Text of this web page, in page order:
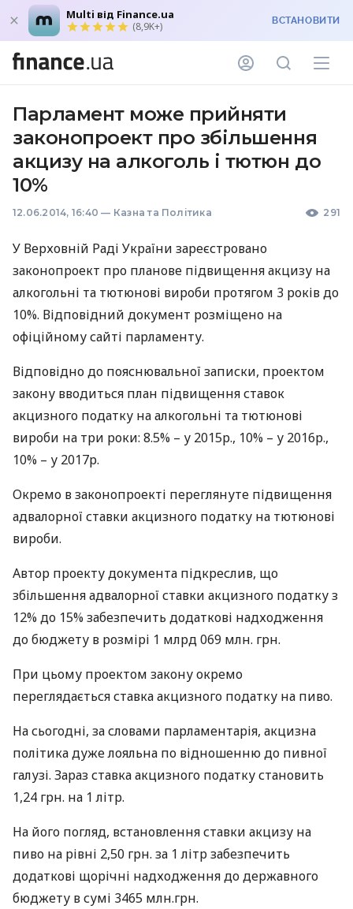
Multi від Finance.ua
(8,9K+) ВСТАНОВИТИ
Парламент може прийняти
законопроект про збільшення
акцизу на алкоголь і тютюн до
10%
12.06.2014, 16:40 — Казна та Політика 291
У Верховній Раді України зареєстровано
законопроект про планове підвищення акцизу на
алкогольні та тютюнові вироби протягом 3 років до
10%. Відповідний документ розміщено на
офіційному сайті парламенту.
Відповідно до пояснювальної записки, проектом
закону вводиться план підвищення ставок
акцизного податку на алкогольні та тютюнові
вироби на три роки: 8.5% – у 2015р., 10% – у 2016р.,
10% – у 2017р.
Окремо в законопроекті переглянуте підвищення
адвалорної ставки акцизного податку на тютюнові
вироби.
Автор проекту документа підкреслив, що
збільшення адвалорної ставки акцизного податку з
12% до 15% забезпечить додаткові надходження
до бюджету в розмірі 1 млрд 069 млн. грн.
При цьому проектом закону окремо
переглядається ставка акцизного податку на пиво.
На сьогодні, за словами парламентарія, акцизна
політика дуже лояльна по відношенню до пивної
галузі. Зараз ставка акцизного податку становить
1,24 грн. на 1 літр.
На його погляд, встановлення ставки акцизу на
пиво на рівні 2,50 грн. за 1 літр забезпечить
додаткові щорічні надходження до державного
бюджету в сумі 3465 млн.грн.